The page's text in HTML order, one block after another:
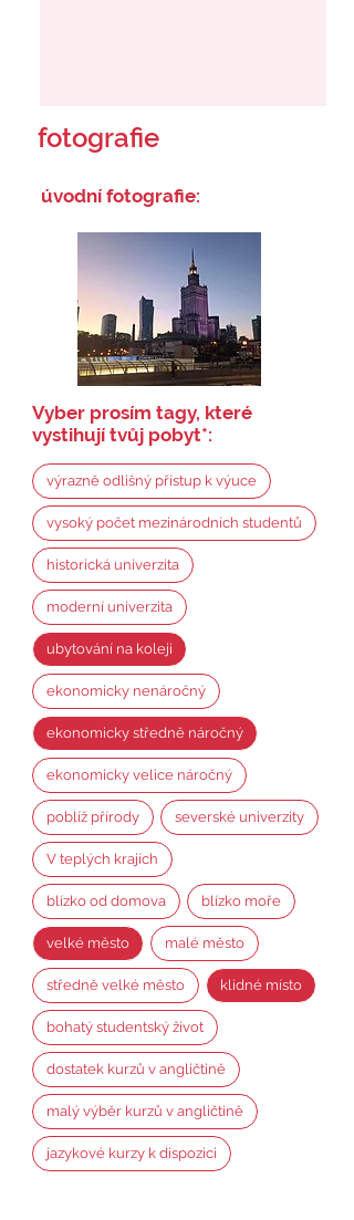
fotografie
úvodní fotografie:
Vyber prosím tagy, které
vystihují tvůj pobyt*:
výrazně odlišný přístup k výuce
vysoký počet mezinárodních studentů
historická univerzita
moderní univerzita
ubytování na koleji
ekonomicky nenáročný
ekonomicky středně náročný
ekonomicky velice náročný
poblíž přírody severské univerzity
V teplých krajích
blízko od domova blízko moře
velké město malé město
středně velké město klidné místo
bohatý studentský život
dostatek kurzů v angličtině
malý výběr kurzů v angličtině
jazykové kurzy k dispozici